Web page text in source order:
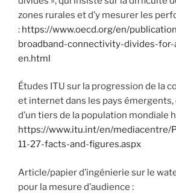
zones rurales et d’y mesurer les
: https://www.oecd.org/en/
broadband-connectivity-divides-
en.html
Études ITU sur la progression de la
et internet dans les pays
d’un tiers de la population mondiale
https://www.itu.int/en/mediacentre/
11-27-facts-and-figures.aspx
Article/papier d’ingénierie sur le
pour la mesure d’audience :